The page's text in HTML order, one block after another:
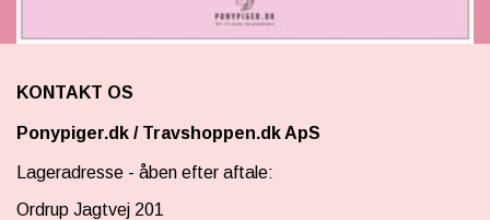
SJOVE HESTE TING
KONTAKT OS
Ponypiger.dk / Travshoppen.dk ApS
Lageradresse - åben efter aftale:
Ordrup Jagtvej 201